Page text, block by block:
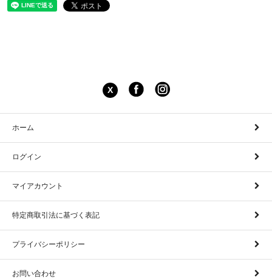
X
ホーム
ログイン
マイアカウント
特定商取引法に基づく表記
プライバシーポリシー
お問い合わせ